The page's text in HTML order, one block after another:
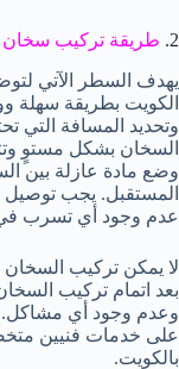
2. طريقة تركيب سخان
يهدف السطر الآتي
الكويت بطريقة سهلة
وتحديد المسافة التي
السخان بشكل مستوٍ
وضع مادة عازلة بين
المستقبل. يجب توصيل
عدم وجود أي تسرب في
لا يمكن تركيب السخان
بعد اتمام تركيب
وعدم وجود أي مشاكل.
على خدمات فنيين
بالكويت.